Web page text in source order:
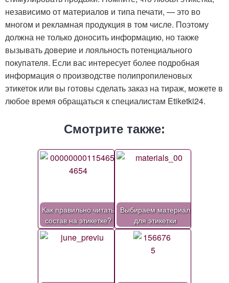
независимо от материалов и типа печати, — это во
многом и рекламная продукция в том числе. Поэтому
должна не только доносить информацию, но также
вызывать доверие и лояльность потенциального
покупателя. Если вас интересует более подробная
информация о производстве полипропиленовых
этикеток или вы готовы сделать заказ на тираж, можете в
любое время обращаться к специалистам Etiketki24.
Смотрите также:
Как правильно читать
состав на этикетке?
Выбираем материал
для этикетки